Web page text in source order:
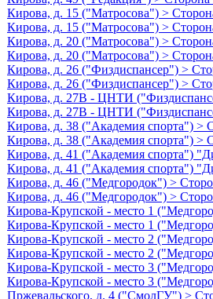
Кирова, д. 15 ("Матросова") >
Кирова, д. 15 ("Матросова") >
Кирова, д. 20 ("Матросова") >
Кирова, д. 20 ("Матросова") >
Кирова, д. 26 ("Физдиспансер") >
Кирова, д. 26 ("Физдиспансер") >
Кирова, д. 27В - ЦНТИ
Кирова, д. 27В - ЦНТИ
Кирова, д. 38 ("Академия спорта") >
Кирова, д. 38 ("Академия спорта") >
Кирова, д. 41 ("Академия спорта")
Кирова, д. 41 ("Академия спорта")
Кирова, д. 46 ("Медгородок") >
Кирова, д. 46 ("Медгородок") >
Кирова-Крупской - место 1
Кирова-Крупской - место 1
Кирова-Крупской - место 2
Кирова-Крупской - место 2
Кирова-Крупской - место 3
Кирова-Крупской - место 3
Пржевальского, д. 4 ("СмолГУ") >